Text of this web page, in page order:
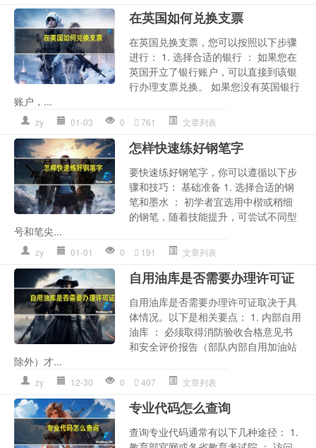
在英国如何兑换支票
在英国兑换支票，您可以按照以下步骤
进行： 1. 选择合适的银行 ： 如果您在
英国开立了银行账户，可以直接到该银
行办理支票兑换。 如果您没有英国银行
账户，...
zy 01-03 0 761 文章列表
怎样快速练好钢笔字
要快速练好钢笔字，你可以遵循以下步
骤和技巧： 基础准备 1. 选择合适的钢
笔和墨水 ： 初学者宜选用中楷或稍细
的钢笔，随着技能提升，可尝试不同型
号和笔尖...
zy 01-01 0 191 文章列表
自用油库是否需要办理许可证
自用油库是否需要办理许可证取决于具
体情况。以下是相关要点： 1. 内部自用
油库 ： 必须取得消防验收合格意见书
和安全评价报告（部队内部自用加油站
除外）才...
zy 12-30 0 407 文章列表
专业代码怎么查询
查询专业代码通常有以下几种途径： 1.